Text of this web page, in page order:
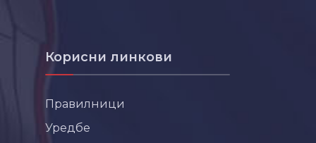
Корисни линкови
Правилници
Уредбе